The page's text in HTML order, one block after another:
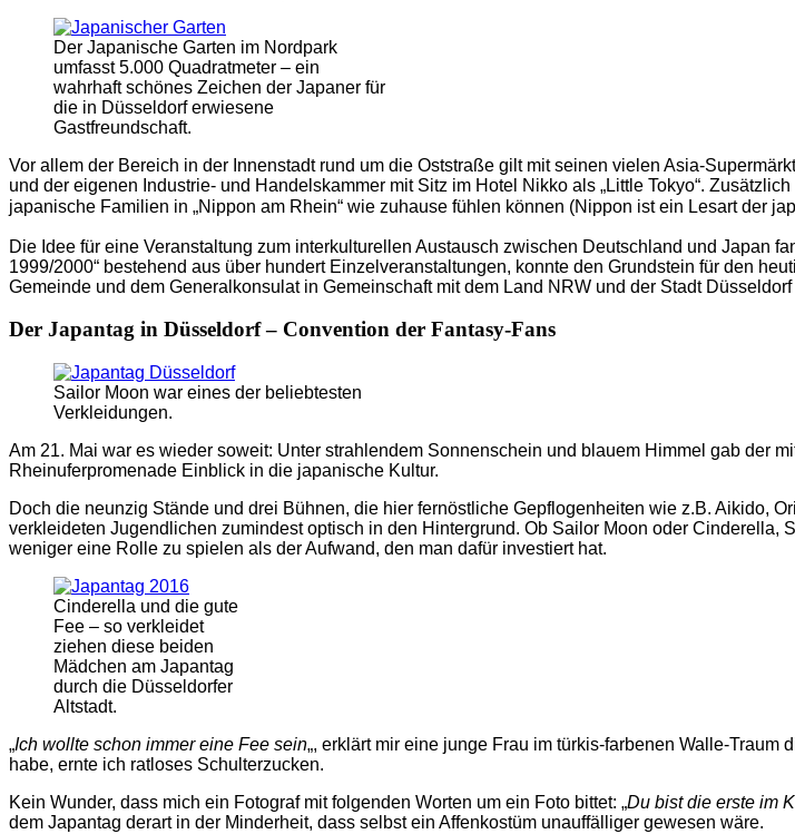
Der Japanische Garten im Nordpark
umfasst 5.000 Quadratmeter – ein
wahrhaft schönes Zeichen der Japaner für
die in Düsseldorf erwiesene
Gastfreundschaft.
Vor allem der Bereich in der Innenstadt rund um die Oststraße gilt mit seinen vielen Asia-
und der eigenen Industrie- und Handelskammer mit Sitz im Hotel Nikko als „Little Tokyo“.
japanische Familien in „Nippon am Rhein“ wie zuhause fühlen können (Nippon ist ein Lesart der
Die Idee für eine Veranstaltung zum interkulturellen Austausch zwischen Deutschland und Japan
1999/2000“ bestehend aus über hundert Einzelveranstaltungen, konnte den Grundstein für den
Gemeinde und dem Generalkonsulat in Gemeinschaft mit dem Land NRW und der Stadt
Der Japantag in Düsseldorf – Convention der Fantasy-Fans
Sailor Moon war eines der beliebtesten
Verkleidungen.
Am 21. Mai war es wieder soweit: Unter strahlendem Sonnenschein und blauem Himmel gab der
Rheinuferpromenade Einblick in die japanische Kultur.
Doch die neunzig Stände und drei Bühnen, die hier fernöstliche Gepflogenheiten wie z.B. Aikido,
verkleideten Jugendlichen zumindest optisch in den Hintergrund. Ob Sailor Moon oder
weniger eine Rolle zu spielen als der Aufwand, den man dafür investiert hat.
Cinderella und die gute
Fee – so verkleidet
ziehen diese beiden
Mädchen am Japantag
durch die Düsseldorfer
Altstadt.
„Ich wollte schon immer eine Fee sein„, erklärt mir eine junge Frau im türkis-farbenen Walle-
habe, ernte ich ratloses Schulterzucken.
Kein Wunder, dass mich ein Fotograf mit folgenden Worten um ein Foto bittet: „Du bist die erste im
dem Japantag derart in der Minderheit, dass selbst ein Affenkostüm unauffälliger gewesen wäre.